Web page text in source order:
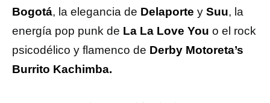
Bogotá, la elegancia de Delaporte y Suu, la
energía pop punk de La La Love You o el rock
psicodélico y flamenco de Derby Motoreta’s
Burrito Kachimba.